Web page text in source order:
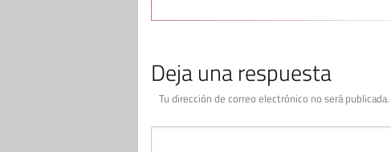
Deja una respuesta
Tu dirección de correo electrónico no será publicada.